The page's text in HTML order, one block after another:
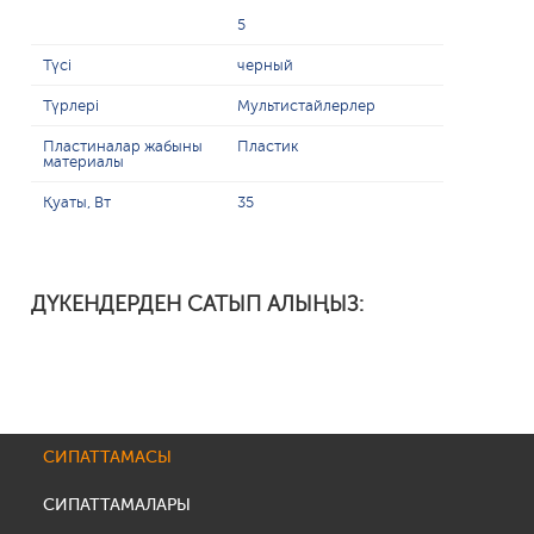
5
Түсі черный
Түрлері Мультистайлерлер
Пластиналар жабыны
материалы
Пластик
Қуаты, Вт 35
ДҮКЕНДЕРДЕН САТЫП АЛЫҢЫЗ:
СИПАТТАМАСЫ
СИПАТТАМАЛАРЫ